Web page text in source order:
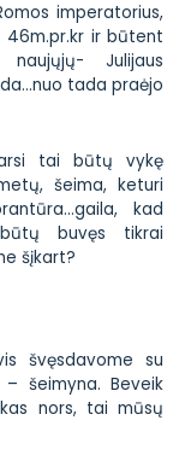
imperatorius,
46m.pr.kr ir būtent
Julijaus
tada praėjo
tai būtų vykę
šeima, keturi
kad
buvęs tikrai
šįkart?
švęsdavome su
šeimyna. Beveik
nors, tai mūsų